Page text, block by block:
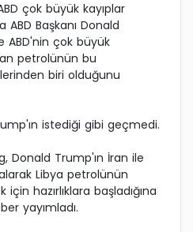
çok büyük kayıplar
ABD Başkanı Donald
ABD'nin çok büyük
petrolünün bu
biri olduğunu
istediği gibi geçmedi.
Donald Trump'ın İran ile
Libya petrolünün
hazırlıklara başladığına
yayımladı.